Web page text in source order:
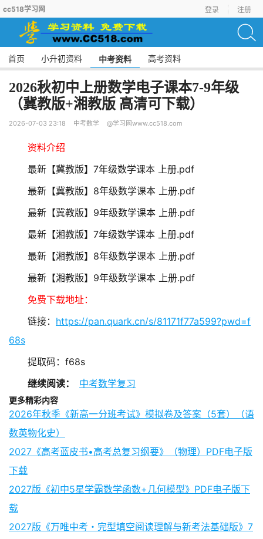
cc518学习网 登录 注册
首页 小升初资料 中考资料 高考资料
2026秋初中上册数学电子课本7-9年级
（冀教版+湘教版 高清可下载）
2026-07-03 23:18 中考数学 @学习网www.cc518.com
资料介绍
最新【冀教版】7年级数学课本 上册.pdf
最新【冀教版】8年级数学课本 上册.pdf
最新【冀教版】9年级数学课本 上册.pdf
最新【湘教版】7年级数学课本 上册.pdf
最新【湘教版】8年级数学课本 上册.pdf
最新【湘教版】9年级数学课本 上册.pdf
免费下载地址：
链接： https://pan.quark.cn/s/81171f77a599?pwd=f
68s
提取码：f68s
继续阅读：
中考数学复习
更多精彩内容
2026年秋季《新高一分班考试》模拟卷及答案（5套）（语
数英物化史）
2027《高考蓝皮书•高考总复习纲要》（物理）PDF电子版
下载
2027版《初中5星学霸数学函数+几何模型》PDF电子版下
载
2027版《万唯中考・完型填空阅读理解与新考法基础版》7